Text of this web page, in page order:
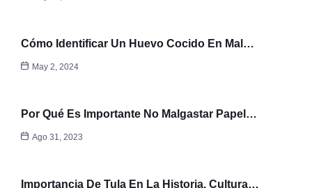
Cómo Identificar Un Huevo Cocido En Mal…
May 2, 2024
Por Qué Es Importante No Malgastar Papel…
Ago 31, 2023
Importancia De Tula En La Historia, Cultura…